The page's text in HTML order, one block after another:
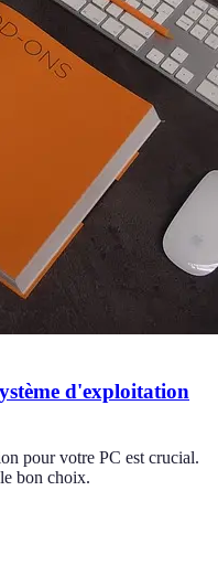
d'exploitation
pour votre PC est crucial.
bon choix.